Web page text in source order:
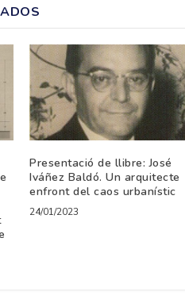
Presentació de llibre: José
Iváñez Baldó. Un arquitecte
enfront del caos urbanístic
24/01/2023